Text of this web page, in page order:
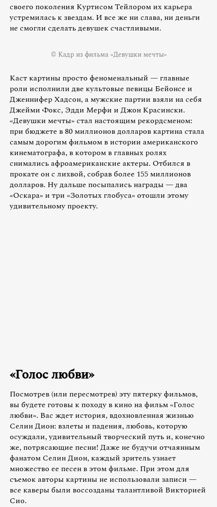
своего поколения Куртисом Тейлором их карьера
устремилась к звездам. И все же ни слава, ни деньги
не смогли сделать девушек счастливыми.
© Кадр из фильма «Девушки мечты»
Каст картины просто феноменальный — главные
роли исполнили две культовые певицы Бейонсе и
Дженнифер Хадсон, а мужские партии взяли на себя
Джейми Фокс, Эдди Мерфи и Джон Красински.
«Девушки мечты» стал настоящим рекордсменом:
при бюджете в 80 миллионов долларов картина стала
самым дорогим фильмом в истории американского
кинематографа, в котором в главных ролях
снимались афроамериканские актеры. Отбился в
прокате он с лихвой, собрав более 155 миллионов
долларов. Ну дальше посыпались награды — два
«Оскара» и три «Золотых глобуса» отошли этому
удивительному проекту.
«Голос любви»
Посмотрев (или пересмотрев) эту пятерку фильмов,
вы будете готовы к походу в кино на фильм «Голос
любви». Вас ждет история, вдохновленная жизнью
Селин Дион: взлеты и падения, любовь, которую
осуждали, удивительный творческий путь и, конечно
же, потрясающие песни! Даже не будучи отчаянным
фанатом Селин Дион, каждый зритель узнает
множество ее песен в этом фильме. При этом для
съемок авторы картины не использовали записи —
все каверы были воссозданы талантливой Викторией
Сио.